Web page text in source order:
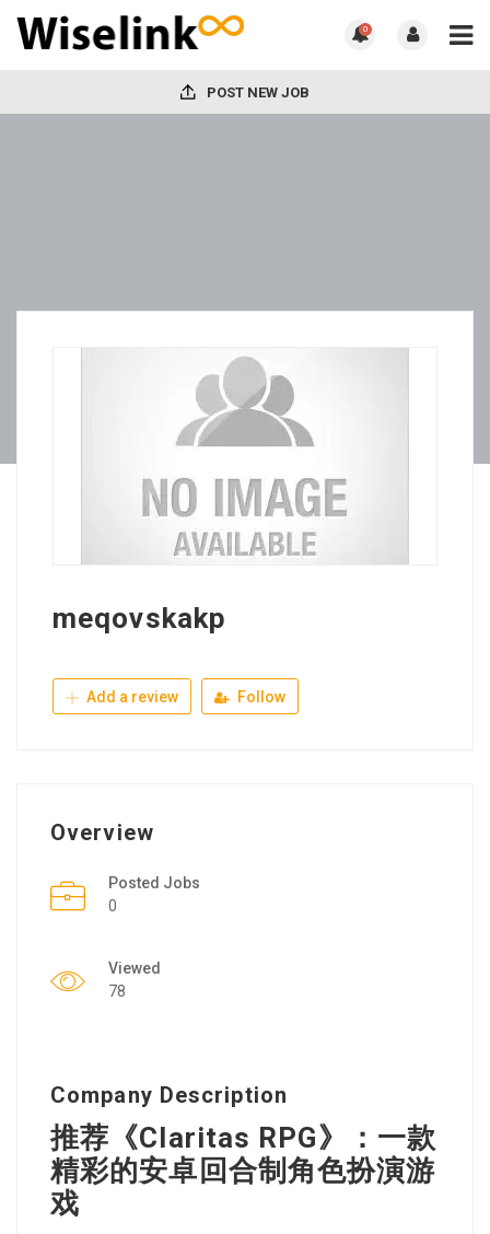
0
POST NEW JOB
meqovskakp
Add a review Follow
Overview
Posted Jobs
0
Viewed
78
Company Description
推荐《Claritas RPG》：一款
精彩的安卓回合制角色扮演游
戏